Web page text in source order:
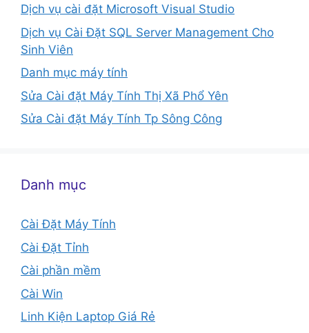
Dịch vụ cài đặt Microsoft Visual Studio
Dịch vụ Cài Đặt SQL Server Management Cho
Sinh Viên
Danh mục máy tính
Sửa Cài đặt Máy Tính Thị Xã Phổ Yên
Sửa Cài đặt Máy Tính Tp Sông Công
Danh mục
Cài Đặt Máy Tính
Cài Đặt Tỉnh
Cài phần mềm
Cài Win
Linh Kiện Laptop Giá Rẻ